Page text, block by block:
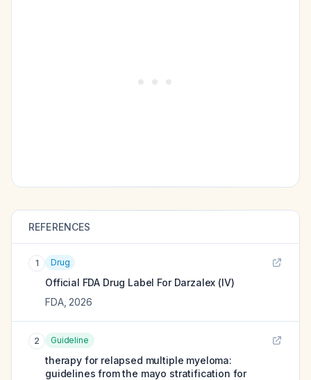
REFERENCES
1 Drug
Official FDA Drug Label For Darzalex (IV)
FDA, 2026
2 Guideline
therapy for relapsed multiple myeloma:
guidelines from the mayo stratification for